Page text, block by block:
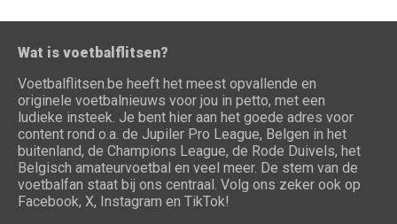
Wat is voetbalflitsen?
Voetbalflitsen.be heeft het meest opvallende en
originele voetbalnieuws voor jou in petto, met een
ludieke insteek. Je bent hier aan het goede adres voor
content rond o.a. de Jupiler Pro League, Belgen in het
buitenland, de Champions League, de Rode Duivels, het
Belgisch amateurvoetbal en veel meer. De stem van de
voetbalfan staat bij ons centraal. Volg ons zeker ook op
Facebook, X, Instagram en TikTok!